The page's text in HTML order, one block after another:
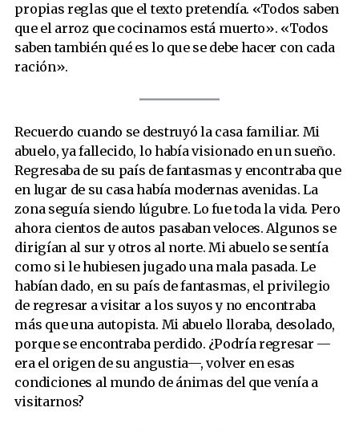
propias reglas que el texto pretendía. «Todos saben
que el arroz que cocinamos está muerto». «Todos
saben también qué es lo que se debe hacer con cada
ración».
Recuerdo cuando se destruyó la casa familiar. Mi
abuelo, ya fallecido, lo había visionado en un sueño.
Regresaba de su país de fantasmas y encontraba que
en lugar de su casa había modernas avenidas. La
zona seguía siendo lúgubre. Lo fue toda la vida. Pero
ahora cientos de autos pasaban veloces. Algunos se
dirigían al sur y otros al norte. Mi abuelo se sentía
como si le hubiesen jugado una mala pasada. Le
habían dado, en su país de fantasmas, el privilegio
de regresar a visitar a los suyos y no encontraba
más que una autopista. Mi abuelo lloraba, desolado,
porque se encontraba perdido. ¿Podría regresar —
era el origen de su angustia—, volver en esas
condiciones al mundo de ánimas del que venía a
visitarnos?